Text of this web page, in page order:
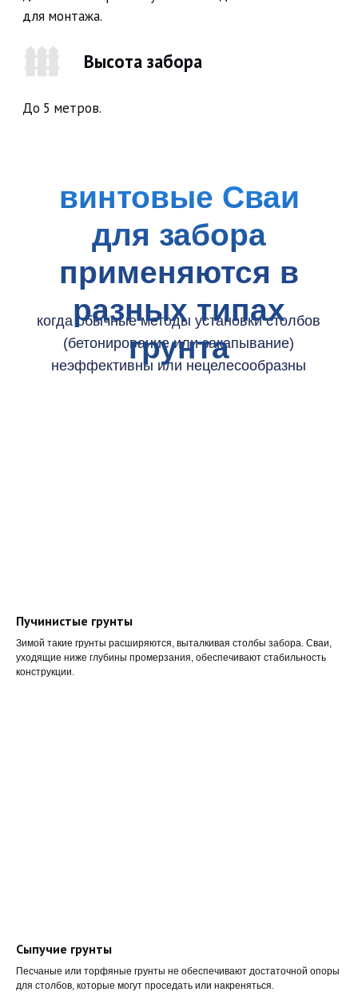
Пучинистые грунты
Зимой такие грунты расширяются, выталкивая столбы забора. Сваи,
уходящие ниже глубины промерзания, обеспечивают стабильность
конструкции.
Сыпучие грунты
Песчаные или торфяные грунты не обеспечивают достаточной опоры
для столбов, которые могут проседать или накреняться.